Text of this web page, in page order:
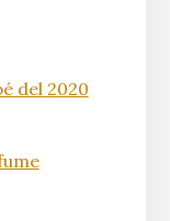
del 2020